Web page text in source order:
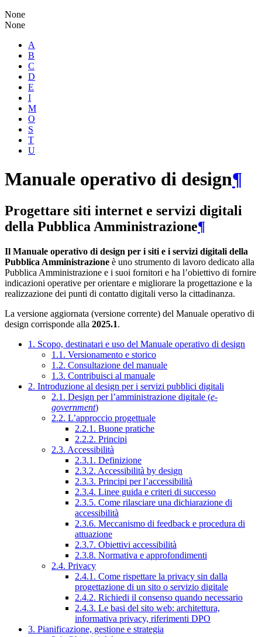
None
None
A
B
C
D
E
I
M
O
S
T
U
Manuale operativo di design¶
Progettare siti internet e servizi digitali
della Pubblica Amministrazione¶
Il Manuale operativo di design per i siti e i servizi digitali della
Pubblica Amministrazione è uno strumento di lavoro dedicato alla
Pubblica Amministrazione e i suoi fornitori e ha l’obiettivo di fornire
indicazioni operative per orientare e migliorare la progettazione e la
realizzazione dei punti di contatto digitali verso la cittadinanza.
La versione aggiornata (versione corrente) del Manuale operativo di
design corrisponde alla 2025.1.
1. Scopo, destinatari e uso del Manuale operativo di design
1.1. Versionamento e storico
1.2. Consultazione del manuale
1.3. Contribuisci al manuale
2. Introduzione al design per i servizi pubblici digitali
2.1. Design per l’amministrazione digitale (e-
government)
2.2. L’approccio progettuale
2.2.1. Buone pratiche
2.2.2. Principi
2.3. Accessibilità
2.3.1. Definizione
2.3.2. Accessibilità by design
2.3.3. Principi per l’accessibilità
2.3.4. Linee guida e criteri di successo
2.3.5. Come rilasciare una dichiarazione di
accessibilità
2.3.6. Meccanismo di feedback e procedura di
attuazione
2.3.7. Obiettivi accessibilità
2.3.8. Normativa e approfondimenti
2.4. Privacy
2.4.1. Come rispettare la privacy sin dalla
progettazione di un sito o servizio digitale
2.4.2. Richiedi il consenso quando necessario
2.4.3. Le basi del sito web: architettura,
informativa privacy, riferimenti DPO
3. Pianificazione, gestione e strategia